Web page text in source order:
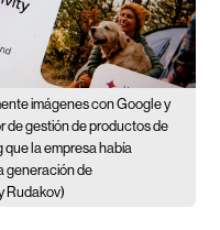
imágenes con Google y
de gestión de productos de
la empresa había
generación de
Rudakov)